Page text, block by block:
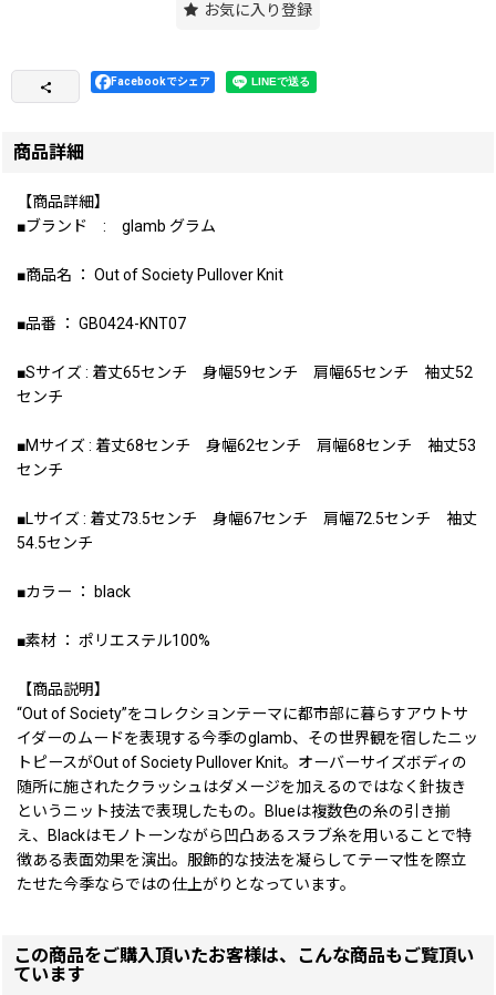
お気に入り登録
Facebookでシェア
商品詳細
【商品詳細】
■ブランド : glamb グラム
■商品名 ： Out of Society Pullover Knit
■品番 ： GB0424-KNT07
■Sサイズ : 着丈65センチ 身幅59センチ 肩幅65センチ 袖丈52
センチ
■Mサイズ : 着丈68センチ 身幅62センチ 肩幅68センチ 袖丈53
センチ
■Lサイズ : 着丈73.5センチ 身幅67センチ 肩幅72.5センチ 袖丈
54.5センチ
■カラー ： black
■素材 ： ポリエステル100%
【商品説明】
“Out of Society”をコレクションテーマに都市部に暮らすアウトサ
イダーのムードを表現する今季のglamb、その世界観を宿したニッ
トピースがOut of Society Pullover Knit。オーバーサイズボディの
随所に施されたクラッシュはダメージを加えるのではなく針抜き
というニット技法で表現したもの。Blueは複数色の糸の引き揃
え、Blackはモノトーンながら凹凸あるスラブ糸を用いることで特
徴ある表面効果を演出。服飾的な技法を凝らしてテーマ性を際立
たせた今季ならではの仕上がりとなっています。
この商品をご購入頂いたお客様は、こんな商品もご覧頂い
ています